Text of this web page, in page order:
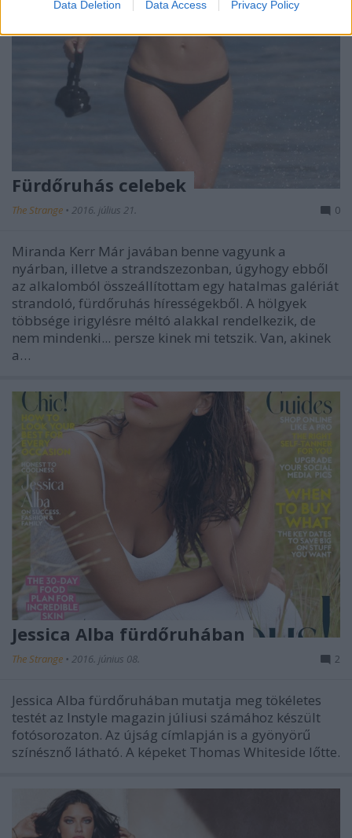
Data Deletion Data Access Privacy Policy
Fürdőruhás celebek
The Strange • 2016. július 21. 0
Miranda Kerr Már javában benne vagyunk a
nyárban, illetve a strandszezonban, úgyhogy ebből
az alkalomból összeállítottam egy hatalmas galériát
strandoló, fürdőruhás hírességekből. A hölgyek
többsége irigylésre méltó alakkal rendelkezik, de
nem mindenki... persze kinek mi tetszik. Van, akinek
a…
Jessica Alba fürdőruhában
The Strange • 2016. június 08. 2
Jessica Alba fürdőruhában mutatja meg tökéletes
testét az Instyle magazin júliusi számához készült
fotósorozaton. Az újság címlapján is a gyönyörű
színésznő látható. A képeket Thomas Whiteside lőtte.